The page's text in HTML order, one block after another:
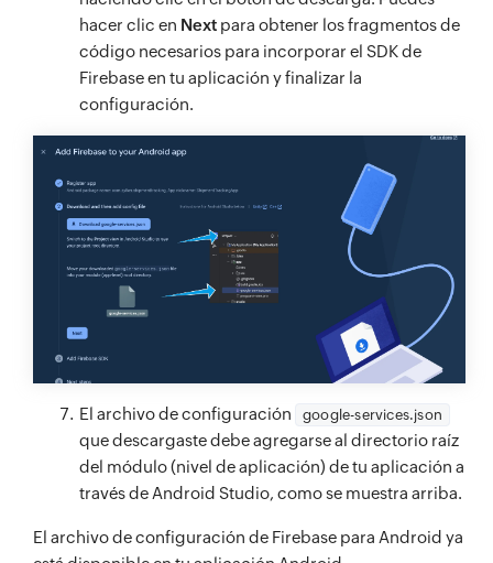
hacer clic en Next para obtener los fragmentos de
código necesarios para incorporar el SDK de
Firebase en tu aplicación y finalizar la
configuración.
El archivo de configuración google-services.json
que descargaste debe agregarse al directorio raíz
del módulo (nivel de aplicación) de tu aplicación a
través de Android Studio, como se muestra arriba.
El archivo de configuración de Firebase para Android ya